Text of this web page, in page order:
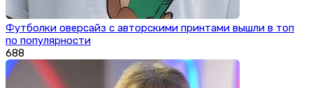
Футболки оверсайз с авторскими принтами вышли в топ
по популярности
688